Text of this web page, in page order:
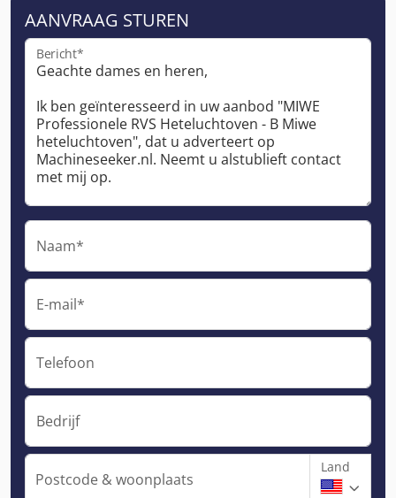
AANVRAAG STUREN
Bericht*
Naam*
E-mail*
Telefoon
Bedrijf
Postcode & woonplaats
Land